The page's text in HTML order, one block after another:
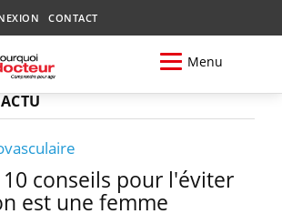
CONTACT
Menu
conseils pour l'éviter
est une femme